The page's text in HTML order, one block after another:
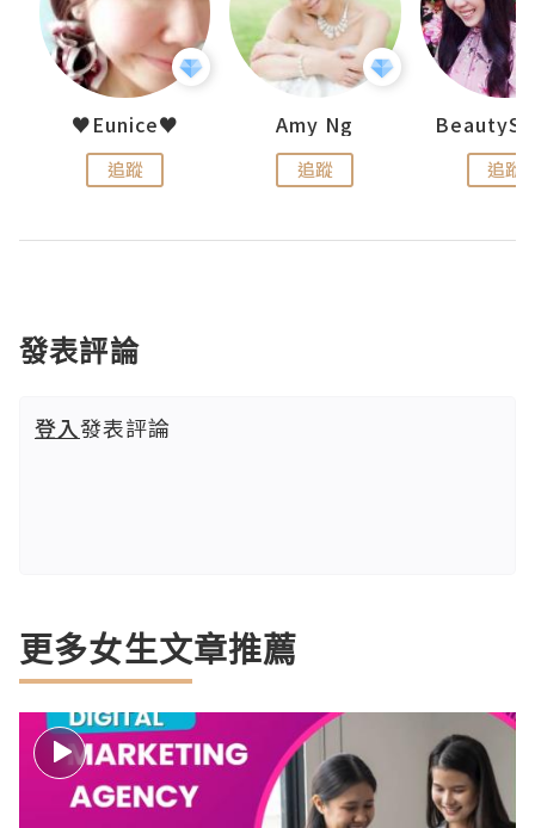
♥Eunice♥
追蹤
Amy Ng
追蹤 追蹤
發表評論
登入發表評論
更多女生文章推薦